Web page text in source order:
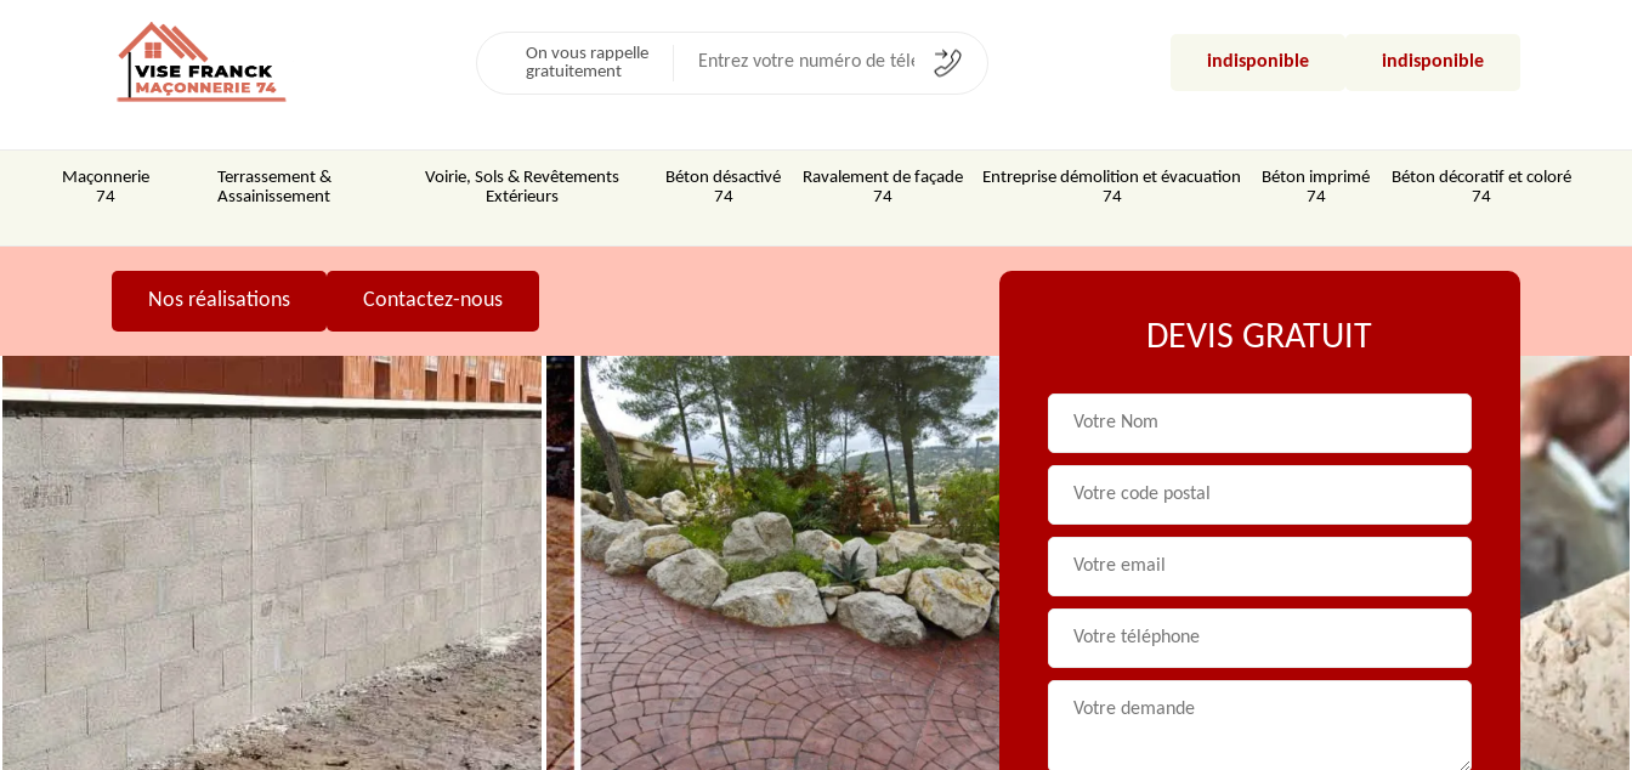
On vous rappelle
gratuitement
indisponible indisponible
Maçonnerie
74
Terrassement &
Assainissement
Voirie, Sols & Revêtements
Extérieurs
Béton désactivé
74
Ravalement de façade
74
Entreprise démolition et évacuation
74
Béton imprimé
74
Béton décoratif et coloré
74
Nos réalisations Contactez-nous
DEVIS GRATUIT